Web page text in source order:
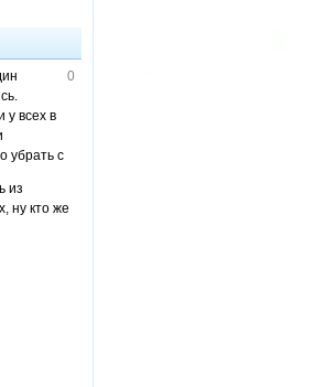
0
у всех в
убрать с
из
ну кто же